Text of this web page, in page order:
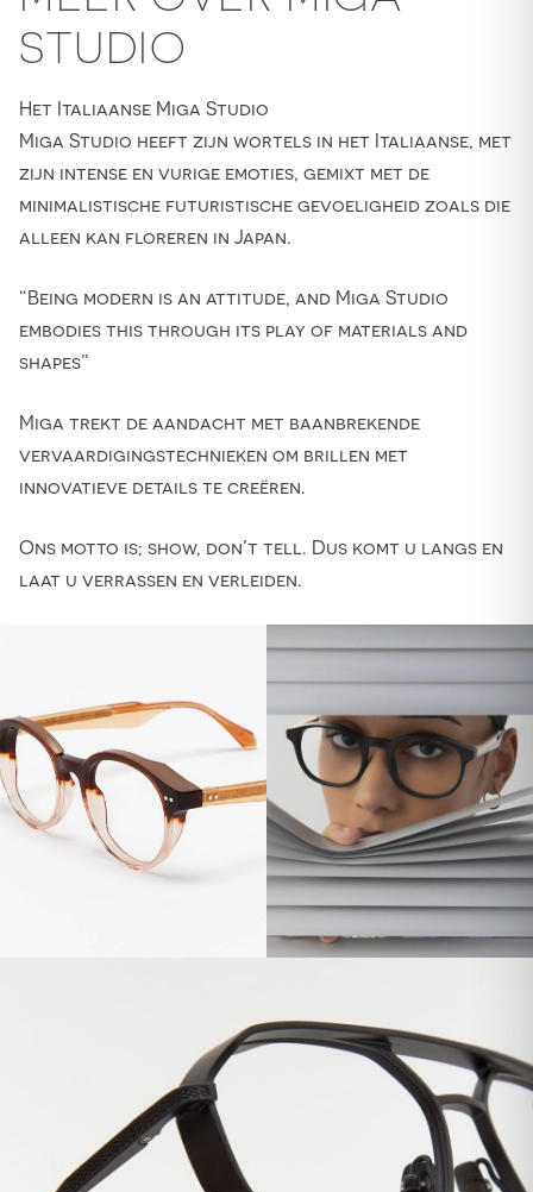
STUDIO
Het Italiaanse Miga Studio
Miga Studio heeft zijn wortels in het Italiaanse, met
zijn intense en vurige emoties, gemixt met de
minimalistische futuristische gevoeligheid zoals die
alleen kan floreren in Japan.
“Being modern is an attitude, and Miga Studio
embodies this through its play of materials and
shapes”
Miga trekt de aandacht met baanbrekende
vervaardigingstechnieken om brillen met
innovatieve details te creëren.
Ons motto is; show, don’t tell. Dus komt u langs en
laat u verrassen en verleiden.